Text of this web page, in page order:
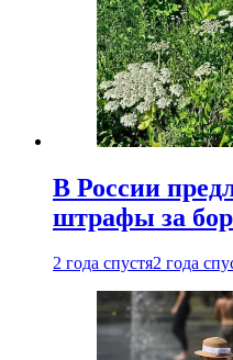
В России
штрафы за
2 года спустя2 года